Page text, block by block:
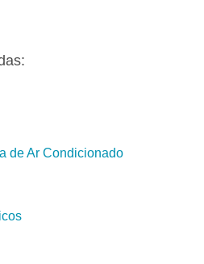
de Ar Condicionado